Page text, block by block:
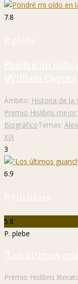
7.8
P. plebe
Pondré mi oído
William Ospina
Ámbito: Historia de la
Premio Hislibris
BiográficoTemas:
XIX
3
6.9
P. Hislibris
5.8
P. plebe
"Los últimos
Premio Hislibris